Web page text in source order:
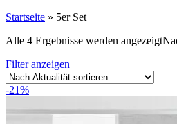
Startseite » 5er Set
Alle 4 Ergebnisse werden angezeigt
Filter anzeigen
-21%